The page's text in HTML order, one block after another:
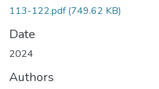
113-122.pdf(749.62 KB)
Date
2024
Authors